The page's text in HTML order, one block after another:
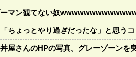
ーマン観てない奴
ちょっとやり過ぎだったな」と思う
丼屋さんのHPの写真、グレーゾーンを